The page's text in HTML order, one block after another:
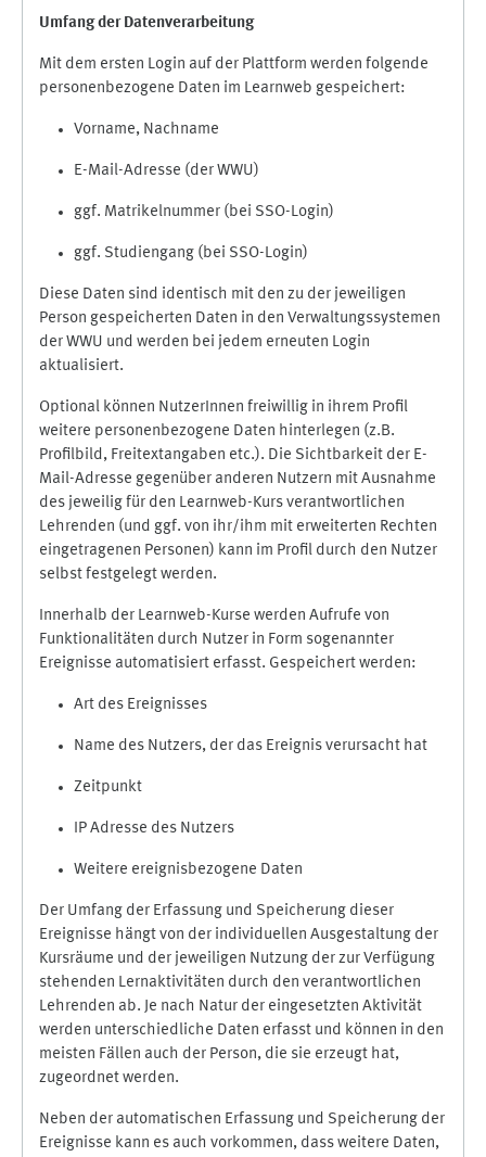
Umfang der Datenverarbeitung
Mit dem ersten Login auf der Plattform werden folgende
personenbezogene Daten im Learnweb gespeichert:
Vorname, Nachname
E-Mail-Adresse (der WWU)
ggf. Matrikelnummer (bei SSO-Login)
ggf. Studiengang (bei SSO-Login)
Diese Daten sind identisch mit den zu der jeweiligen
Person gespeicherten Daten in den Verwaltungssystemen
der WWU und werden bei jedem erneuten Login
aktualisiert.
Optional können NutzerInnen freiwillig in ihrem Profil
weitere personenbezogene Daten hinterlegen (z.B.
Profilbild, Freitextangaben etc.). Die Sichtbarkeit der E-
Mail-Adresse gegenüber anderen Nutzern mit Ausnahme
des jeweilig für den Learnweb-Kurs verantwortlichen
Lehrenden (und ggf. von ihr/ihm mit erweiterten Rechten
eingetragenen Personen) kann im Profil durch den Nutzer
selbst festgelegt werden.
Innerhalb der Learnweb-Kurse werden Aufrufe von
Funktionalitäten durch Nutzer in Form sogenannter
Ereignisse automatisiert erfasst. Gespeichert werden:
Art des Ereignisses
Name des Nutzers, der das Ereignis verursacht hat
Zeitpunkt
IP Adresse des Nutzers
Weitere ereignisbezogene Daten
Der Umfang der Erfassung und Speicherung dieser
Ereignisse hängt von der individuellen Ausgestaltung der
Kursräume und der jeweiligen Nutzung der zur Verfügung
stehenden Lernaktivitäten durch den verantwortlichen
Lehrenden ab. Je nach Natur der eingesetzten Aktivität
werden unterschiedliche Daten erfasst und können in den
meisten Fällen auch der Person, die sie erzeugt hat,
zugeordnet werden.
Neben der automatischen Erfassung und Speicherung der
Ereignisse kann es auch vorkommen, dass weitere Daten,